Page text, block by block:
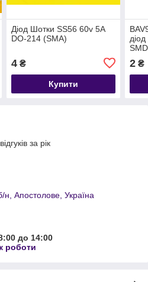
Діод Шотки SS56 60v 5A
DO-214 (SMA)
4₴
Купити
2 ₴
за рік
Апостолове, Україна
до 14:00
роботи